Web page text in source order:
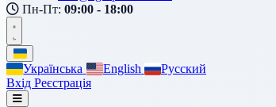
Пн-Пт: 09:00 - 18:00
Українська English
Русский
Вхід Реєстрація